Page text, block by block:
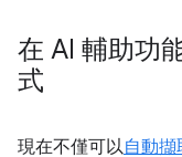
在 AI 輔助功
式
現在不僅可以自動擷